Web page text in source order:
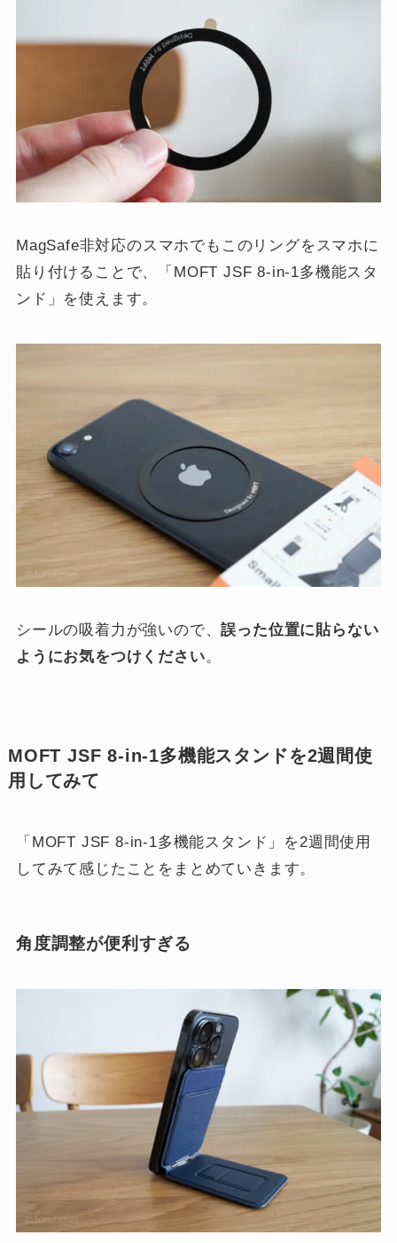
MagSafe非対応のスマホでもこのリングをスマホに
貼り付けることで、「MOFT JSF 8-in-1多機能スタ
ンド」を使えます。
シールの吸着力が強いので、誤った位置に貼らない
ようにお気をつけください。
MOFT JSF 8-in-1多機能スタンドを2週間使
用してみて
「MOFT JSF 8-in-1多機能スタンド」を2週間使用
してみて感じたことをまとめていきます。
角度調整が便利すぎる